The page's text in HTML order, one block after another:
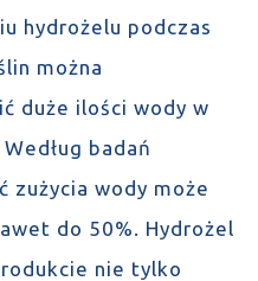
hydrożelu podczas
można
duże ilości wody w
badań
zużycia wody może
do 50%. Hydrożel
nie tylko